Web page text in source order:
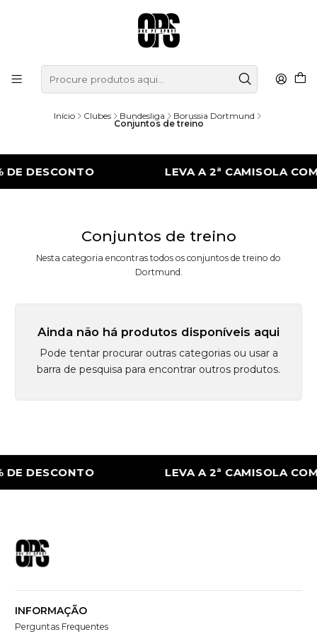
Início Clubes Bundesliga Borussia Dortmund
Conjuntos de treino
DESCONTO LEVA A 2ª CAMISOLA
Conjuntos de treino
Nesta categoria encontras todos os conjuntos de treino do
Dortmund.
Ainda não há produtos disponíveis aqui
Pode tentar procurar outras categorias ou usar a
barra de pesquisa para encontrar outros produtos.
DESCONTO LEVA A 2ª CAMISOLA
INFORMAÇÃO
Perguntas Frequentes